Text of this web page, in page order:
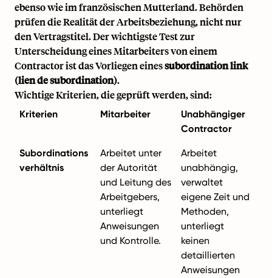
ebenso wie im französischen Mutterland. Behörden
prüfen die Realität der Arbeitsbeziehung, nicht nur
den Vertragstitel. Der wichtigste Test zur
Unterscheidung eines Mitarbeiters von einem
Contractor ist das Vorliegen einessubordination link
(lien de subordination).
Wichtige Kriterien, die geprüft werden, sind:
Kriterien Mitarbeiter
Unabhängiger
Contractor
Subordinations
verhältnis
Arbeitet unter
der Autorität
und Leitung des
Arbeitgebers,
unterliegt
Anweisungen
und Kontrolle.
Arbeitet
unabhängig,
verwaltet
eigene Zeit und
Methoden,
unterliegt
keinen
detaillierten
Anweisungen